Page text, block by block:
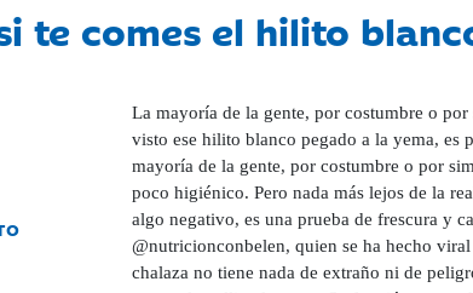
te comes el hilito
La mayoría de la gente, por costumbre o
visto ese hilito blanco pegado a la yema, es
mayoría de la gente, por costumbre o por
poco higiénico. Pero nada más lejos de la
algo negativo, es una prueba de frescura y
@nutricionconbelen, quien se ha hecho
chalaza no tiene nada de extraño ni de